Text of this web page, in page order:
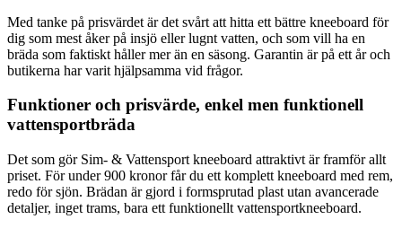
Med tanke på prisvärdet är det svårt att hitta ett bättre kneeboard för
dig som mest åker på insjö eller lugnt vatten, och som vill ha en
bräda som faktiskt håller mer än en säsong. Garantin är på ett år och
butikerna har varit hjälpsamma vid frågor.
Funktioner och prisvärde, enkel men funktionell
vattensportbräda
Det som gör Sim- & Vattensport kneeboard attraktivt är framför allt
priset. För under 900 kronor får du ett komplett kneeboard med rem,
redo för sjön. Brädan är gjord i formsprutad plast utan avancerade
detaljer, inget trams, bara ett funktionellt vattensportkneeboard.